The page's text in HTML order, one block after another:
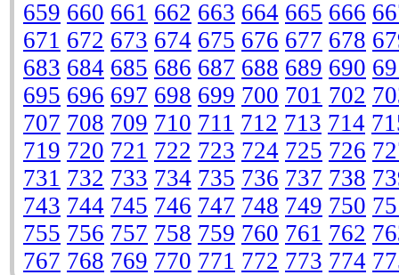
659 660 661 662 663 664 665 666
671 672 673 674 675 676 677 678
683 684 685 686 687 688 689 690
695 696 697 698 699 700 701 702
707 708 709 710 711 712 713 714
719 720 721 722 723 724 725 726
731 732 733 734 735 736 737 738
743 744 745 746 747 748 749 750
755 756 757 758 759 760 761 762
767 768 769 770 771 772 773 774